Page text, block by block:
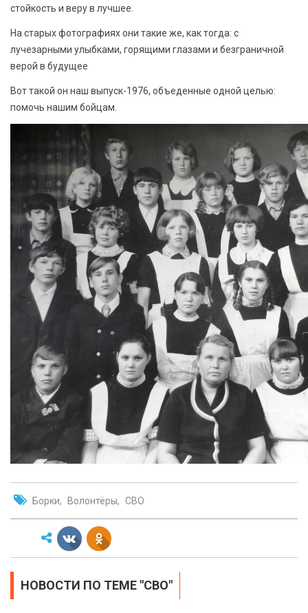
стойкость и веру в лучшее.
На старых фотографиях они такие же, как тогда: с
лучезарными улыбками, горящими глазами и безграничной
верой в будущее
Вот такой он наш выпуск-1976, объеденные одной целью:
помочь нашим бойцам.
Борки Волонтёры СВО
НОВОСТИ ПО ТЕМЕ "СВО"